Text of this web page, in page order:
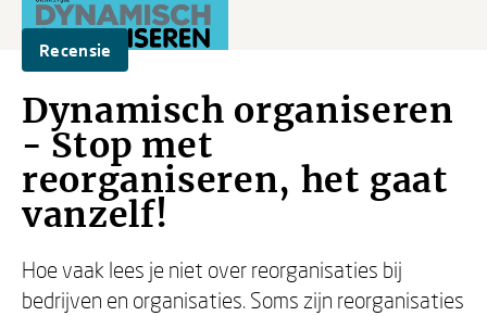
Recensie
Dynamisch organiseren
- Stop met
reorganiseren, het gaat
vanzelf!
Hoe vaak lees je niet over reorganisaties bij
bedrijven en organisaties. Soms zijn reorganisaties